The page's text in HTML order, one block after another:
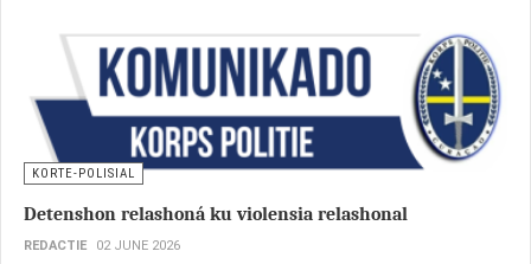
Nos selekshon di fùtbòl meresé krus di mérito!
REDACTIE 29 JUNE 2026
WILLEMSTAD
- Frakshon di MAN-PIN den Parlamento a presentá un
petishon na Minister di Enseñansa, Siensia, Kultura i Deporte pa otorgá un
Krus di Mérito na miembronan di e selekshon di fùtbòl di Kòrsou ku a
representá nos país na Mundial di Futbòl 2026.